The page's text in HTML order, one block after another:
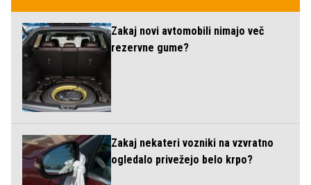
Zakaj novi avtomobili nimajo več
rezervne gume?
Zakaj nekateri vozniki na vzvratno
ogledalo privežejo belo krpo?